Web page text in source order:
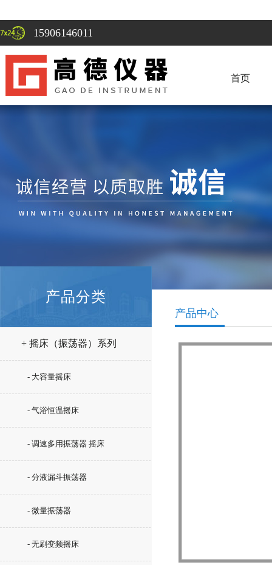
15906146011
首页
产品分类
+ 摇床（振荡器）系列
- 大容量摇床
- 气浴恒温摇床
- 调速多用振荡器 摇床
- 分液漏斗振荡器
- 微量振荡器
- 无刷变频摇床
产品中心